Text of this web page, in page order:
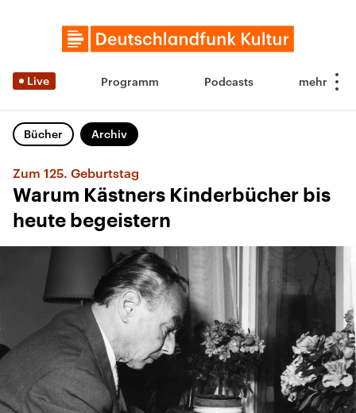
Live Programm Podcasts
Bücher Archiv
Zum 125. Geburtstag
Warum Kästners Kinderbücher bis
heute begeistern